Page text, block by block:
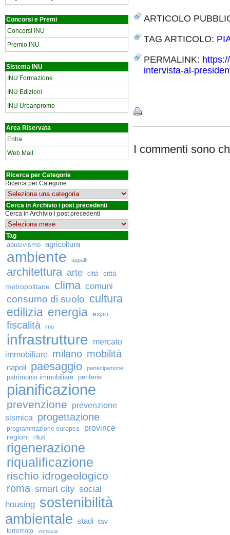
Concorsi e Premi
Concorsi INU
Premio INU
Sistema INU
INU Formazione
INU Edizioni
INU Urbanpromo
Area Riservata
Entra
Web Mail
Ricerca per Categorie
Ricerca per Categorie
Cerca in Archivio i post precedenti
Cerca in Archivio i post precedenti
Tag
abusivismo agricoltura
ambiente appalti
architettura arte città
città
metropolitane
clima comuni
consumo di suolo cultura
edilizia energia expo
fiscalità imu
infrastrutture
mercato
immobiliare milano mobilità
napoli paesaggio partecipazione
patrimonio immobiliare periferie
pianificazione
prevenzione
prevenzione
sismica
progettazione
programmazione europea province
regioni rifiuti
rigenerazione
riqualificazione
rischio idrogeologico
roma smart city social
housing sostenibilità
ambientale stadi tav
terremoto venezia
ARTICOLO
TAG ARTICOLO:
PERMALINK:
intervista-al-
I commenti sono